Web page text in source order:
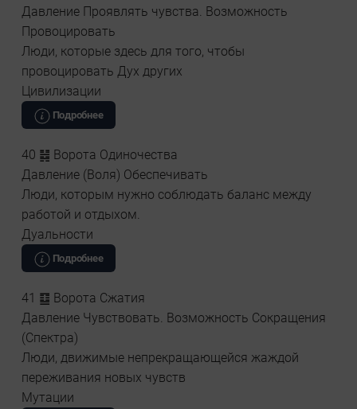
Давление Проявлять чувства. Возможность
Провоцировать
Люди, которые здесь для того, чтобы
провоцировать Дух других
Цивилизации
Подробнее
40 ䷧ Ворота Одиночества
Давление (Воля) Обеспечивать
Люди, которым нужно соблюдать баланс между
работой и отдыхом.
Дуальности
Подробнее
41 ䷨ Ворота Сжатия
Давление Чувствовать. Возможность Сокращения
(Спектра)
Люди, движимые непрекращающейся жаждой
переживания новых чувств
Мутации